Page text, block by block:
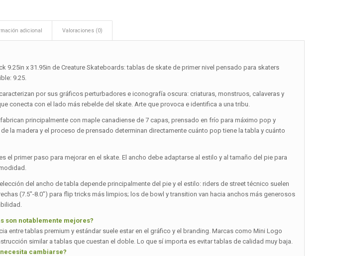
adicional Valoraciones (0)
9.25in x 31.95in de Creature Skateboards: tablas de skate de primer nivel pensado para skaters
9.25.
por sus gráficos perturbadores e iconografía oscura: criaturas, monstruos, calaveras y
conecta con el lado más rebelde del skate. Arte que provoca e identifica a una tribu.
principalmente con maple canadiense de 7 capas, prensado en frío para máximo pop y
la madera y el proceso de prensado determinan directamente cuánto pop tiene la tabla y cuánto
el primer paso para mejorar en el skate. El ancho debe adaptarse al estilo y al tamaño del pie para
del ancho de tabla depende principalmente del pie y el estilo: riders de street técnico suelen
(7.5″-8.0″) para flip tricks más limpios; los de bowl y transition van hacia anchos más generosos
son notablemente mejores?
entre tablas premium y estándar suele estar en el gráfico y el branding. Marcas como Mini Logo
similar a tablas que cuestan el doble. Lo que sí importa es evitar tablas de calidad muy baja.
cambiarse?